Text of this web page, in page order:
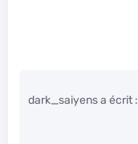
dark_saiyens a écrit :